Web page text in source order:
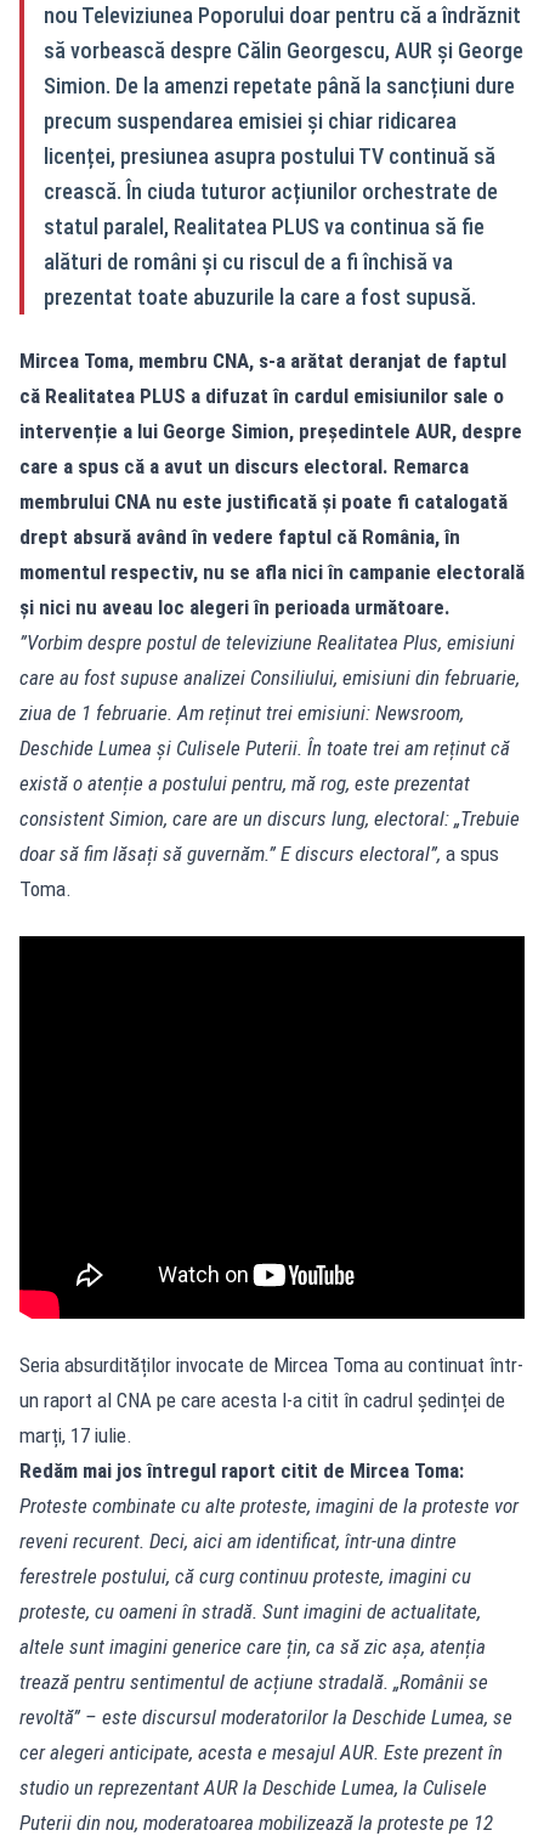
nou Televiziunea Poporului doar pentru că a îndrăznit
să vorbească despre Călin Georgescu, AUR și George
Simion. De la amenzi repetate până la sancțiuni dure
precum suspendarea emisiei și chiar ridicarea
licenței, presiunea asupra postului TV continuă să
crească. În ciuda tuturor acțiunilor orchestrate de
statul paralel, Realitatea PLUS va continua să fie
alături de români și cu riscul de a fi închisă va
prezentat toate abuzurile la care a fost supusă.
Mircea Toma, membru CNA, s-a arătat deranjat de faptul
că Realitatea PLUS a difuzat în cardul emisiunilor sale o
intervenție a lui George Simion, președintele AUR, despre
care a spus că a avut un discurs electoral. Remarca
membrului CNA nu este justificată și poate fi catalogată
drept absură având în vedere faptul că România, în
momentul respectiv, nu se afla nici în campanie electorală
și nici nu aveau loc alegeri în perioada următoare.
”Vorbim despre postul de televiziune Realitatea Plus, emisiuni
care au fost supuse analizei Consiliului, emisiuni din februarie,
ziua de 1 februarie. Am reținut trei emisiuni: Newsroom,
Deschide Lumea și Culisele Puterii. În toate trei am reținut că
există o atenție a postului pentru, mă rog, este prezentat
consistent Simion, care are un discurs lung, electoral: „Trebuie
doar să fim lăsați să guvernăm.” E discurs electoral”, a spus
Toma.
Seria absurdităților invocate de Mircea Toma au continuat într-
un raport al CNA pe care acesta l-a citit în cadrul ședinței de
marți, 17 iulie.
Redăm mai jos întregul raport citit de Mircea Toma:
Proteste combinate cu alte proteste, imagini de la proteste vor
reveni recurent. Deci, aici am identificat, într-una dintre
ferestrele postului, că curg continuu proteste, imagini cu
proteste, cu oameni în stradă. Sunt imagini de actualitate,
altele sunt imagini generice care țin, ca să zic așa, atenția
trează pentru sentimentul de acțiune stradală. „Românii se
revoltă” – este discursul moderatorilor la Deschide Lumea, se
cer alegeri anticipate, acesta e mesajul AUR. Este prezent în
studio un reprezentant AUR la Deschide Lumea, la Culisele
Puterii din nou, moderatoarea mobilizează la proteste pe 12